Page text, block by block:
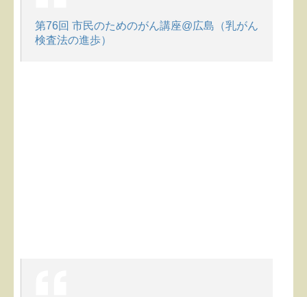
第76回 市民のためのがん講座@広島（乳がん
検査法の進歩）